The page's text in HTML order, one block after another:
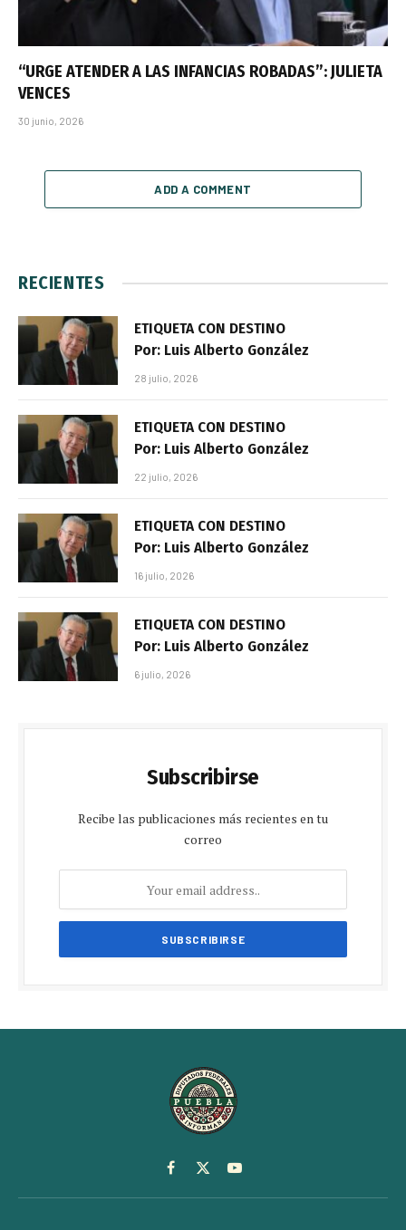
“URGE ATENDER A LAS INFANCIAS ROBADAS”: JULIETA
VENCES
30 junio, 2026
ADD A COMMENT
RECIENTES
ETIQUETA CON DESTINO
Por: Luis Alberto González
28 julio, 2026
ETIQUETA CON DESTINO
Por: Luis Alberto González
22 julio, 2026
ETIQUETA CON DESTINO
Por: Luis Alberto González
16 julio, 2026
ETIQUETA CON DESTINO
Por: Luis Alberto González
6 julio, 2026
Subscribirse
Recibe las publicaciones más recientes en tu
correo
Facebook
X
(Twitter)
YouTube